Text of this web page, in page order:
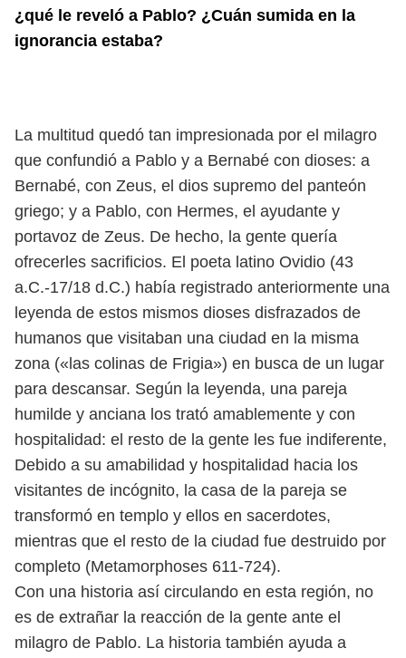
¿qué le reveló a Pablo? ¿Cuán sumida en la
ignorancia estaba?
La multitud quedó tan impresionada por el milagro
que confundió a Pablo y a Bernabé con dioses: a
Bernabé, con Zeus, el dios supremo del panteón
griego; y a Pablo, con Hermes, el ayudante y
portavoz de Zeus. De hecho, la gente quería
ofrecerles sacrificios. El poeta latino Ovidio (43
a.C.-17/18 d.C.) había registrado anteriormente una
leyenda de estos mismos dioses disfrazados de
humanos que visitaban una ciudad en la misma
zona («las colinas de Frigia») en busca de un lugar
para descansar. Según la leyenda, una pareja
humilde y anciana los trató amablemente y con
hospitalidad: el resto de la gente les fue indiferente,
Debido a su amabilidad y hospitalidad hacia los
visitantes de incógnito, la casa de la pareja se
transformó en templo y ellos en sacerdotes,
mientras que el resto de la ciudad fue destruido por
completo (Metamorphoses 611-724).
Con una historia así circulando en esta región, no
es de extrañar la reacción de la gente ante el
milagro de Pablo. La historia también ayuda a